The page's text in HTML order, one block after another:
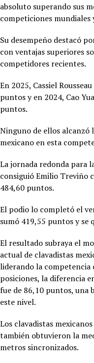
absoluto superando sus
competiciones mundiales
Su desempeño destacó
con ventajas superiores
competidores recientes.
En 2025, Cassiel
puntos y en 2024, Cao
puntos.
Ninguno de ellos
mexicano en esta
La jornada redonda para
consiguióEmilio Treviño
484,60 puntos.
El podio lo completó el
sumó 419,55 puntos y se
El resultado subraya el
actual de clavadistas
liderando la competencia
posiciones, la diferencia
fue de 86,10 puntos, una
este nivel.
Los clavadistas
también obtuvieron la
metros sincronizados.